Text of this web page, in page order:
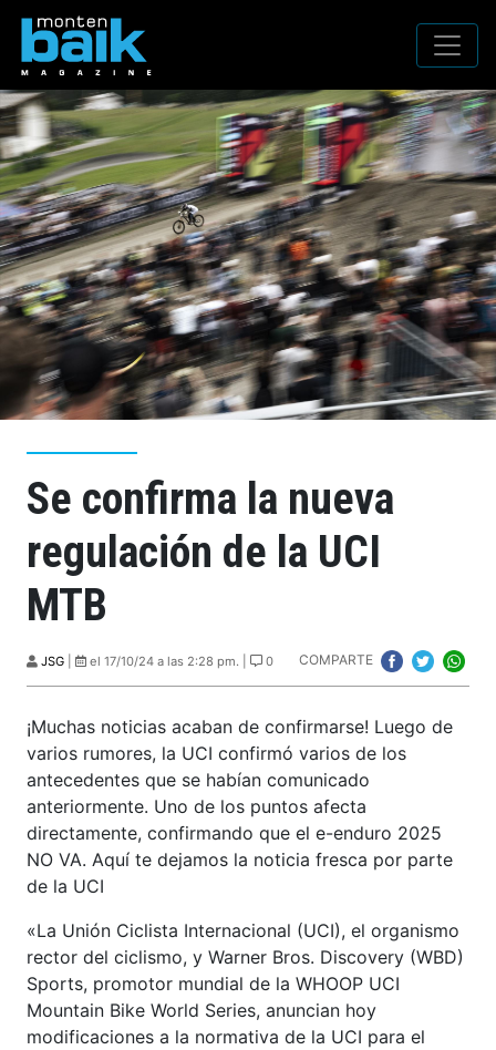
Se confirma la nueva
regulación de la UCI
MTB
JSG el 17/10/24 a las 2:28 pm. | 0 COMPARTE
¡Muchas noticias acaban de confirmarse! Luego de
varios rumores, la UCI confirmó varios de los
antecedentes que se habían comunicado
anteriormente. Uno de los puntos afecta
directamente, confirmando que el e-enduro 2025
NO VA. Aquí te dejamos la noticia fresca por parte
de la UCI
«La Unión Ciclista Internacional (UCI), el organismo
rector del ciclismo, y Warner Bros. Discovery (WBD)
Sports, promotor mundial de la WHOOP UCI
Mountain Bike World Series, anuncian hoy
modificaciones a la normativa de la UCI para el